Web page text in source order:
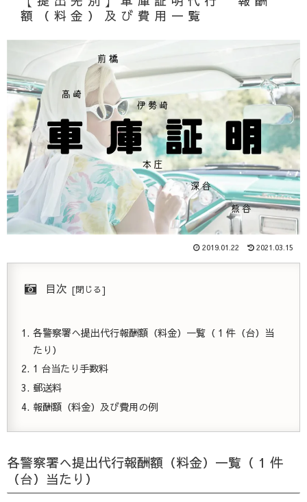
額（料金）及び費用一覧
2019.01.22 2021.03.15
目次
各警察署へ提出代行報酬額（料金）一覧（ 1 件（台）当
たり）
1 台当たり手数料
郵送料
報酬額（料金）及び費用の例
各警察署へ提出代行報酬額（料金）一覧（ 1 件
（台）当たり）